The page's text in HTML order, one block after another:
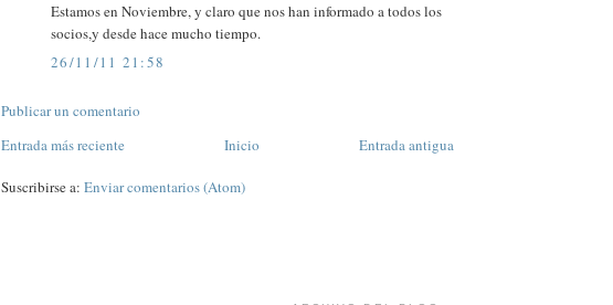
Estamos en Noviembre, y claro que nos han informado a todos los
socios,y desde hace mucho tiempo.
26/11/11 21:58
Publicar un comentario
Entrada más reciente
Entrada antigua
Inicio
Suscribirse a: Enviar comentarios (Atom)